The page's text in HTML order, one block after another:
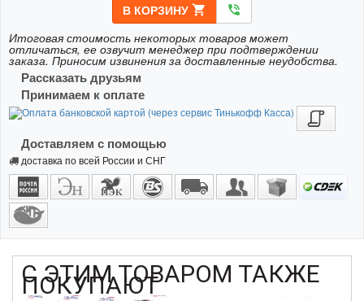
В КОРЗИНУ shopping_cart phone_in_talk
Итоговая стоимость некоторых товаров может
отличаться, ее озвучит менеджер при подтверждении
заказа. Приносим извинения за доставленные неудобства.
Рассказать друзьям
Принимаем к оплате
Доставляем с помощью
доставка по всей России и СНГ
С ЭТИМ ТОВАРОМ ТАКЖЕ
ПОКУПАЮТ